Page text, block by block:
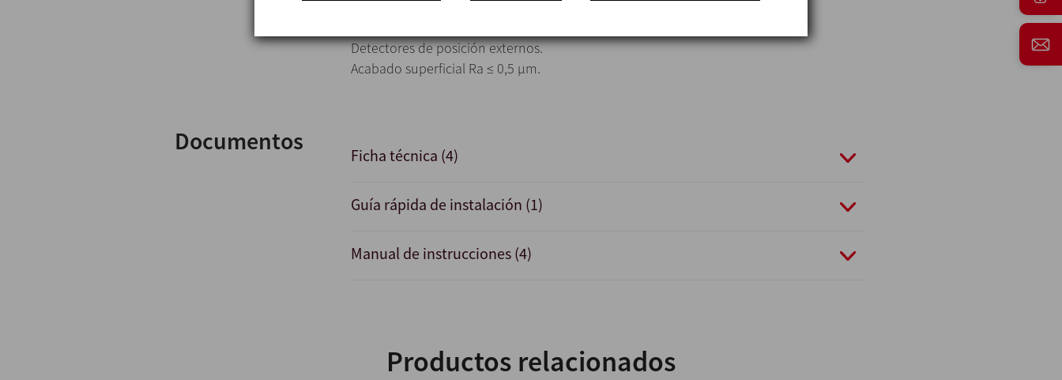
Juntas en FPM y HNBR.
Detectores de posición externos.
Acabado superficial Ra ≤ 0,5 μm.
Documentos Ficha técnica (4)
Guía rápida de instalación (1)
Manual de instrucciones (4)
Productos relacionados